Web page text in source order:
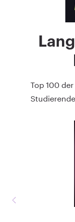
Top 100
Studierende
Früher